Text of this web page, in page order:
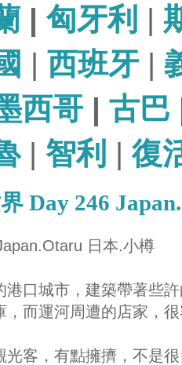
| 匈牙利 |
| 西班牙 |
西哥 | 古巴
| 智利 |復
Day 246
日本.小樽
港口城市，建築帶著些
，而運河周遭的店家，
光客，有點擁擠，不是